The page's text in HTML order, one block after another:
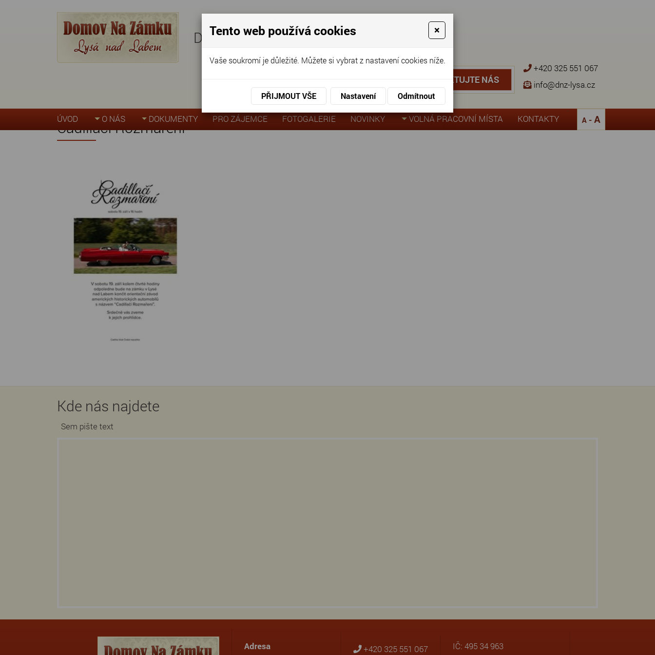
Domov pro seniory
KONTAKTUJTE NÁS
KONTAKTUJTE NÁS
+420 325 551 067
info@dnz-lysa.cz
ÚVOD O NÁS DOKUMENTY PRO ZÁJEMCE FOTOGALERIE NOVINKY VOLNÁ PRACOVNÍ MÍSTA KONTAKTY
¨
A - A
Úvodní stránka » Cadillačí Rozmaření
Cadillačí Rozmaření
Kde nás najdete
Sem pište text
Adresa
+420 325 551 067
IČ: 495 34 963
Tento web používá cookies ×
Vaše soukromí je důležité. Můžete si vybrat z nastavení cookies níže.
PŘIJMOUT VŠE Nastavení Odmítnout